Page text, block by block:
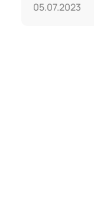
МИД
05.07.2023